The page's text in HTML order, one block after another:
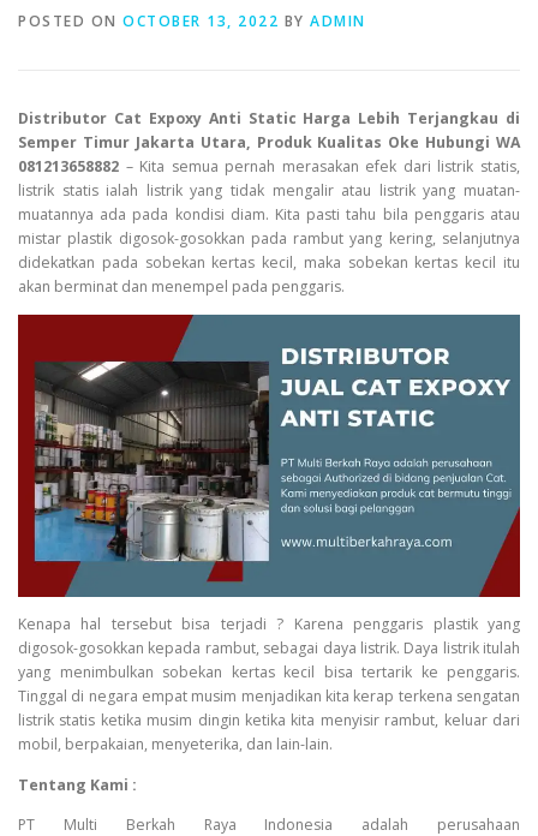
POSTED ON OCTOBER 13, 2022 BY ADMIN
Distributor Cat Expoxy Anti Static Harga Lebih Terjangkau di
Semper Timur Jakarta Utara, Produk Kualitas Oke Hubungi WA
081213658882 – Kita semua pernah merasakan efek dari listrik statis,
listrik statis ialah listrik yang tidak mengalir atau listrik yang muatan-
muatannya ada pada kondisi diam. Kita pasti tahu bila penggaris atau
mistar plastik digosok-gosokkan pada rambut yang kering, selanjutnya
didekatkan pada sobekan kertas kecil, maka sobekan kertas kecil itu
akan berminat dan menempel pada penggaris.
Kenapa hal tersebut bisa terjadi ? Karena penggaris plastik yang
digosok-gosokkan kepada rambut, sebagai daya listrik. Daya listrik itulah
yang menimbulkan sobekan kertas kecil bisa tertarik ke penggaris.
Tinggal di negara empat musim menjadikan kita kerap terkena sengatan
listrik statis ketika musim dingin ketika kita menyisir rambut, keluar dari
mobil, berpakaian, menyeterika, dan lain-lain.
Tentang Kami :
PT Multi Berkah Raya Indonesia adalah perusahaan